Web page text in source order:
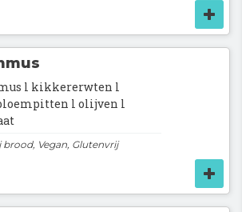
l kikkererwten l
l olijven l
Vegan, Glutenvrij